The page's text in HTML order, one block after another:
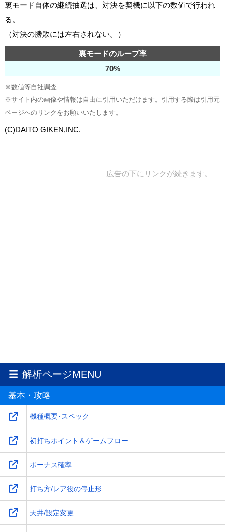
裏モード自体の継続抽選は、対決を契機に以下の数値で行われ
る。
（対決の勝敗には左右されない。）
裏モードのループ率
70%
※数値等自社調査
※サイト内の画像や情報は自由に引用いただけます。引用する際は引用元
ページへのリンクをお願いいたします。
(C)DAITO GIKEN,INC.
広告の下にリンクが続きます。
解析ページMENU
基本・攻略
機種概要･スペック
初打ちポイント＆ゲームフロー
ボーナス確率
打ち方/レア役の停止形
天井/設定変更